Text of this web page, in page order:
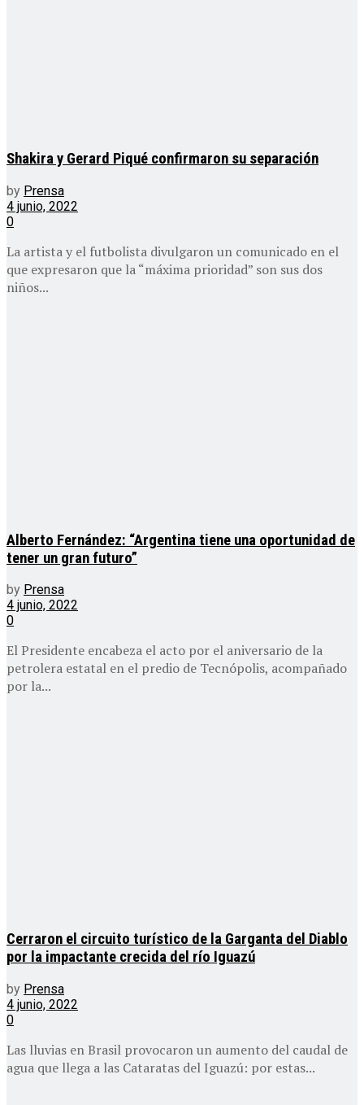
Shakira y Gerard Piqué confirmaron su separación
by Prensa
4 junio, 2022
0
La artista y el futbolista divulgaron un comunicado en el
que expresaron que la “máxima prioridad” son sus dos
niños...
Alberto Fernández: “Argentina tiene una oportunidad de
tener un gran futuro”
by Prensa
4 junio, 2022
0
El Presidente encabeza el acto por el aniversario de la
petrolera estatal en el predio de Tecnópolis, acompañado
por la...
Cerraron el circuito turístico de la Garganta del Diablo
por la impactante crecida del río Iguazú
by Prensa
4 junio, 2022
0
Las lluvias en Brasil provocaron un aumento del caudal de
agua que llega a las Cataratas del Iguazú: por estas...